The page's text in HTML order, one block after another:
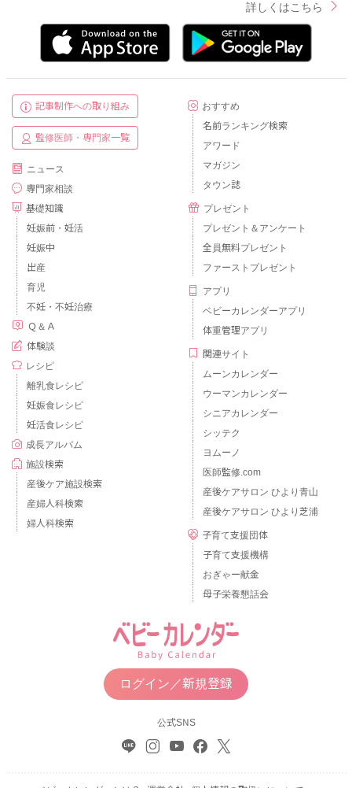
詳しくはこちら
記事制作への取り組み
監修医師・専門家一覧
ニュース
専門家相談
基礎知識
妊娠前・妊活
妊娠中
出産
育児
不妊・不妊治療
Ｑ＆Ａ
体験談
レシピ
離乳食レシピ
妊娠食レシピ
妊活食レシピ
成長アルバム
施設検索
産後ケア施設検索
産婦人科検索
婦人科検索
おすすめ
名前ランキング検索
アワード
マガジン
タウン誌
プレゼント
プレゼント＆アンケート
全員無料プレゼント
ファーストプレゼント
アプリ
ベビーカレンダーアプリ
体重管理アプリ
関連サイト
ムーンカレンダー
ウーマンカレンダー
シニアカレンダー
シッテク
ヨムーノ
医師監修.com
産後ケアサロン ひより青山
産後ケアサロン ひより芝浦
子育て支援団体
子育て支援機構
おぎゃー献金
母子栄養懇話会
ログイン／新規登録
公式SNS